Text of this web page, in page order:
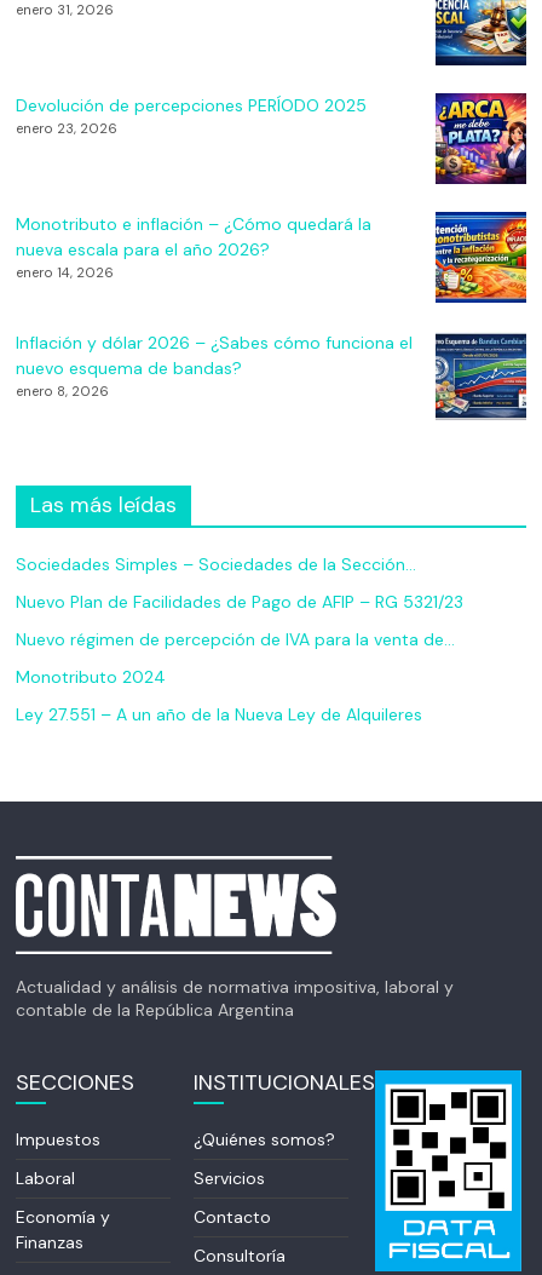
enero 31, 2026
Devolución de percepciones PERÍODO 2025
enero 23, 2026
Monotributo e inflación – ¿Cómo quedará la
nueva escala para el año 2026?
enero 14, 2026
Inflación y dólar 2026 – ¿Sabes cómo funciona el
nuevo esquema de bandas?
enero 8, 2026
Las más leídas
Sociedades Simples – Sociedades de la Sección…
Nuevo Plan de Facilidades de Pago de AFIP – RG 5321/23
Nuevo régimen de percepción de IVA para la venta de…
Monotributo 2024
Ley 27.551 – A un año de la Nueva Ley de Alquileres
Actualidad y análisis de normativa impositiva, laboral y
contable de la República Argentina
SECCIONES
Impuestos
Laboral
Economía y
Finanzas
INSTITUCIONALES
¿Quiénes somos?
Servicios
Contacto
Consultoría